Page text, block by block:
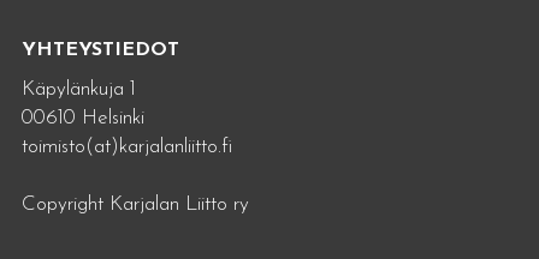
YHTEYSTIEDOT
Käpylänkuja 1
00610 Helsinki
toimisto(at)karjalanliitto.fi
Copyright Karjalan Liitto ry